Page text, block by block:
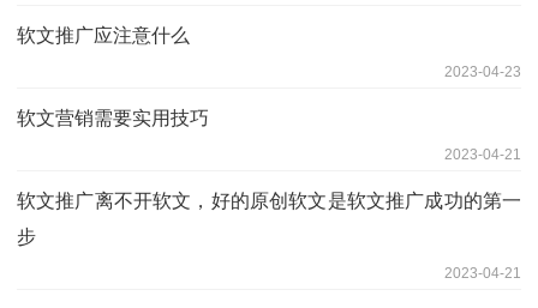
软文推广应注意什么
2023-04-23
软文营销需要实用技巧
2023-04-21
软文推广离不开软文，好的原创软文是软文推广成功的第一
步
2023-04-21